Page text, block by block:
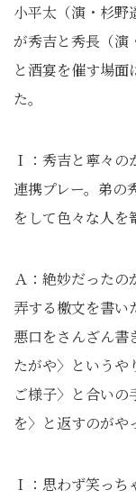
小平太（演・杉野
が秀吉と秀長（演
と酒宴を催す場
た。
Ｉ：秀吉と寧々
連携プレー。弟の
をして色々な人を
Ａ：絶妙だったの
弄する檄文を書い
悪口をさんざん書
たがや〉というや
ご様子〉と合い
を〉と返すのがや
Ｉ：思わず笑っ